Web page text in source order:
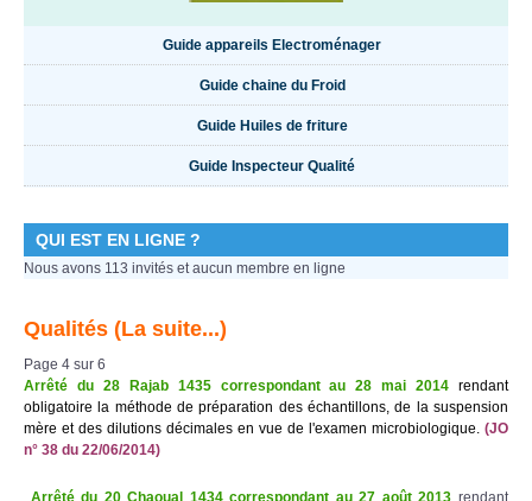
Guide appareils Electroménager
Guide chaine du Froid
Guide Huiles de friture
Guide Inspecteur Qualité
QUI EST EN LIGNE ?
Nous avons 113 invités et aucun membre en ligne
Qualités (La suite...)
Page 4 sur 6
Arrêté du 28 Rajab 1435 correspondant au 28 mai 2014 rendant
obligatoire la méthode de préparation des échantillons, de la suspension
mère et des dilutions décimales en vue de l'examen microbiologique. (JO
n° 38 du 22/06/2014)
Arrêté du 20 Chaoual 1434 correspondant au 27 août 2013 rendant